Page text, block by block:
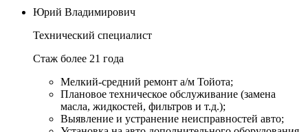
Юрий Владимирович
Технический специалист
Стаж более 21 года
Мелкий-средний ремонт а/м Тойота;
Плановое техническое обслуживание (замена
масла, жидкостей, фильтров и т.д.);
Выявление и устранение неисправностей авто;